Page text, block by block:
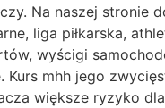
Na naszej stronie
liga piłkarska,
wyścigi
Kurs mhh jego
większe ryzyko dla